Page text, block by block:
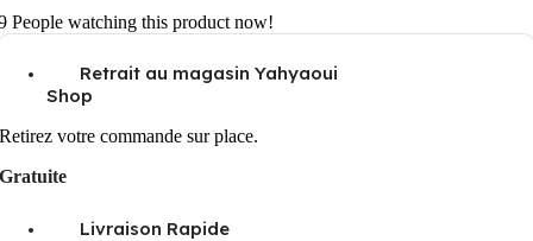
People watching this product now!
Retrait au magasin Yahyaoui
Shop
Retirez votre commande sur place.
Gratuite
Livraison Rapide